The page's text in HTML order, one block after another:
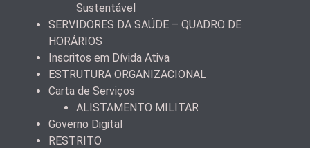
Sustentável
SERVIDORES DA SAÚDE – QUADRO DE
HORÁRIOS
Inscritos em Dívida Ativa
ESTRUTURA ORGANIZACIONAL
Carta de Serviços
ALISTAMENTO MILITAR
Governo Digital
RESTRITO